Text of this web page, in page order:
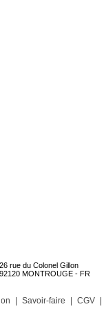
26 rue du Colonel Gillon
92120 MONTROUGE - FR
Savoir-faire CGV